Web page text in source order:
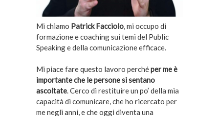
Mi chiamo Patrick Facciolo, mi occupo di
formazione e coaching sui temi del Public
Speaking e della comunicazione efficace.
Mi piace fare questo lavoro perchéper me è
importante che le persone si sentano
ascoltate. Cerco di restituire un po’ della mia
capacità di comunicare, che ho ricercato per
me negli anni, e che oggi diventa una